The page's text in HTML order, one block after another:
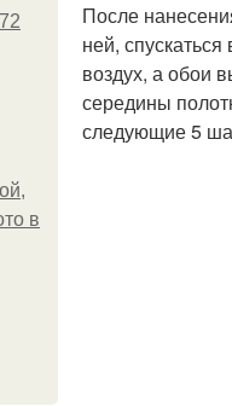
в
После
ней,
воздух, а обои
середины
следующие 5